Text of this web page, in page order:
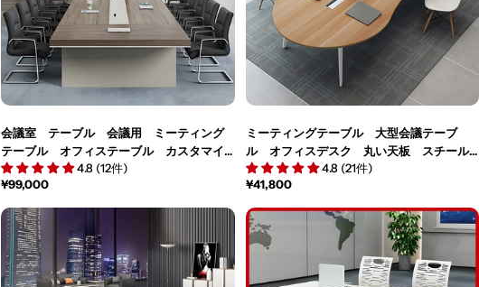
会議室 テーブル 会議用 ミーティング
テーブル オフィステーブル カスタマイ
ズ可能 HYZ-M-003
4.8 (12件)
通
価
格
¥99,000
ミーティングテーブル 大型会議テーブ
ル オフィスデスク 丸い天板 スチール
脚 ナチュラル シンプル カスタマイズ
可能 HYZ-T004
4.8 (21件)
通
価
格
¥41,800